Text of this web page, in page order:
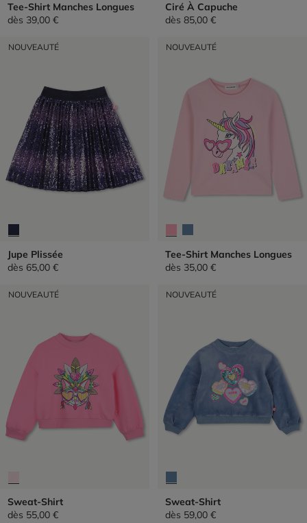
Tee-Shirt Manches Longues
dès 39,00 €
Ciré À Capuche
dès 85,00 €
NOUVEAUTÉ
Jupe Plissée
dès 65,00 €
NOUVEAUTÉ
Tee-Shirt Manches Longues
dès 35,00 €
NOUVEAUTÉ
Sweat-Shirt
dès 55,00 €
NOUVEAUTÉ
Sweat-Shirt
dès 59,00 €